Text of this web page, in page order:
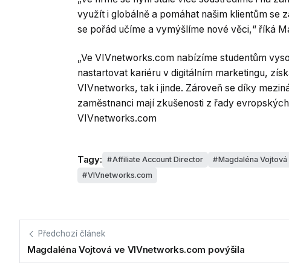
využít i globálně a pomáhat našim klientům se
se pořád učíme a vymýšlíme nové věci,“ říká
„Ve VIVnetworks.com nabízíme studentům
nastartovat kariéru v digitálním marketingu,
VIVnetworks, tak i jinde. Zároveň se díky
zaměstnanci mají zkušenosti z řady
VIVnetworks.com
Tagy: Affiliate Account Director Magdaléna Vojtová
VIVnetworks.com
Předchozí článek
Magdaléna Vojtová ve VIVnetworks.com povýšila